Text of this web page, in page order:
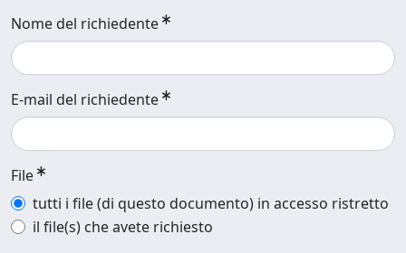
Nome del richiedente
E-mail del richiedente
File
tutti i file (di questo documento) in accesso ristretto
il file(s) che avete richiesto